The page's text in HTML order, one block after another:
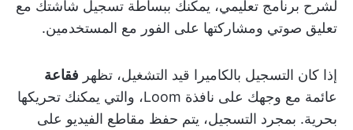
لشرح برنامج تعليمي، يمكنك ببساطة تسجيل شاشتك مع
تعليق صوتي ومشاركتها على الفور مع المستخدمين.
إذا كان التسجيل بالكاميرا قيد التشغيل، تظهر فقاعة
عائمة
مع وجهك على نافذة Loom، والتي يمكنك تحريكها
بحرية. بمجرد التسجيل، يتم حفظ مقاطع الفيديو على